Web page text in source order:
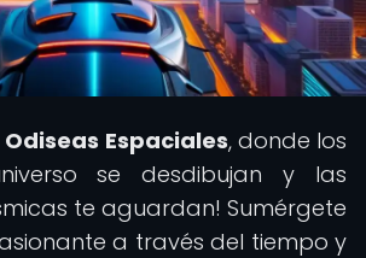
Odiseas Espaciales, donde los
se desdibujan y las
te aguardan! Sumérgete
a través del tiempo y